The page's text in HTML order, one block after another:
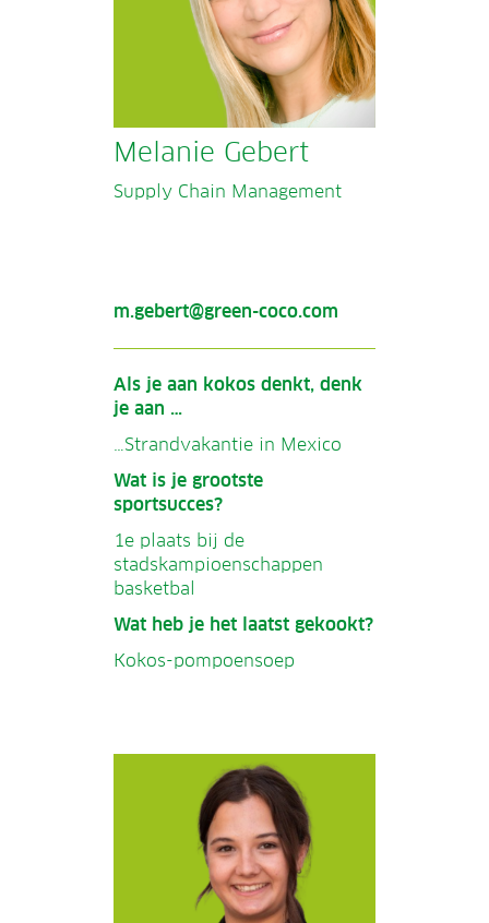
Melanie Gebert
Supply Chain Management
m.gebert@green-coco.com
Als je aan kokos denkt, denk
je aan …
…Strandvakantie in Mexico
Wat is je grootste
sportsucces?
1e plaats bij de
stadskampioenschappen
basketbal
Wat heb je het laatst gekookt?
Kokos-pompoensoep